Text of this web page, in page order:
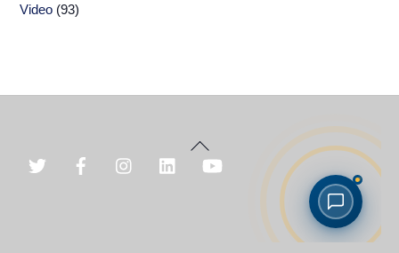
Video (93)
Back
To